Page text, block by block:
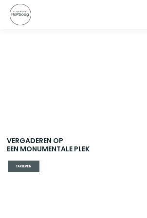
TARIEVEN
VERGADEREN OP
EEN MONUMENTALE PLEK